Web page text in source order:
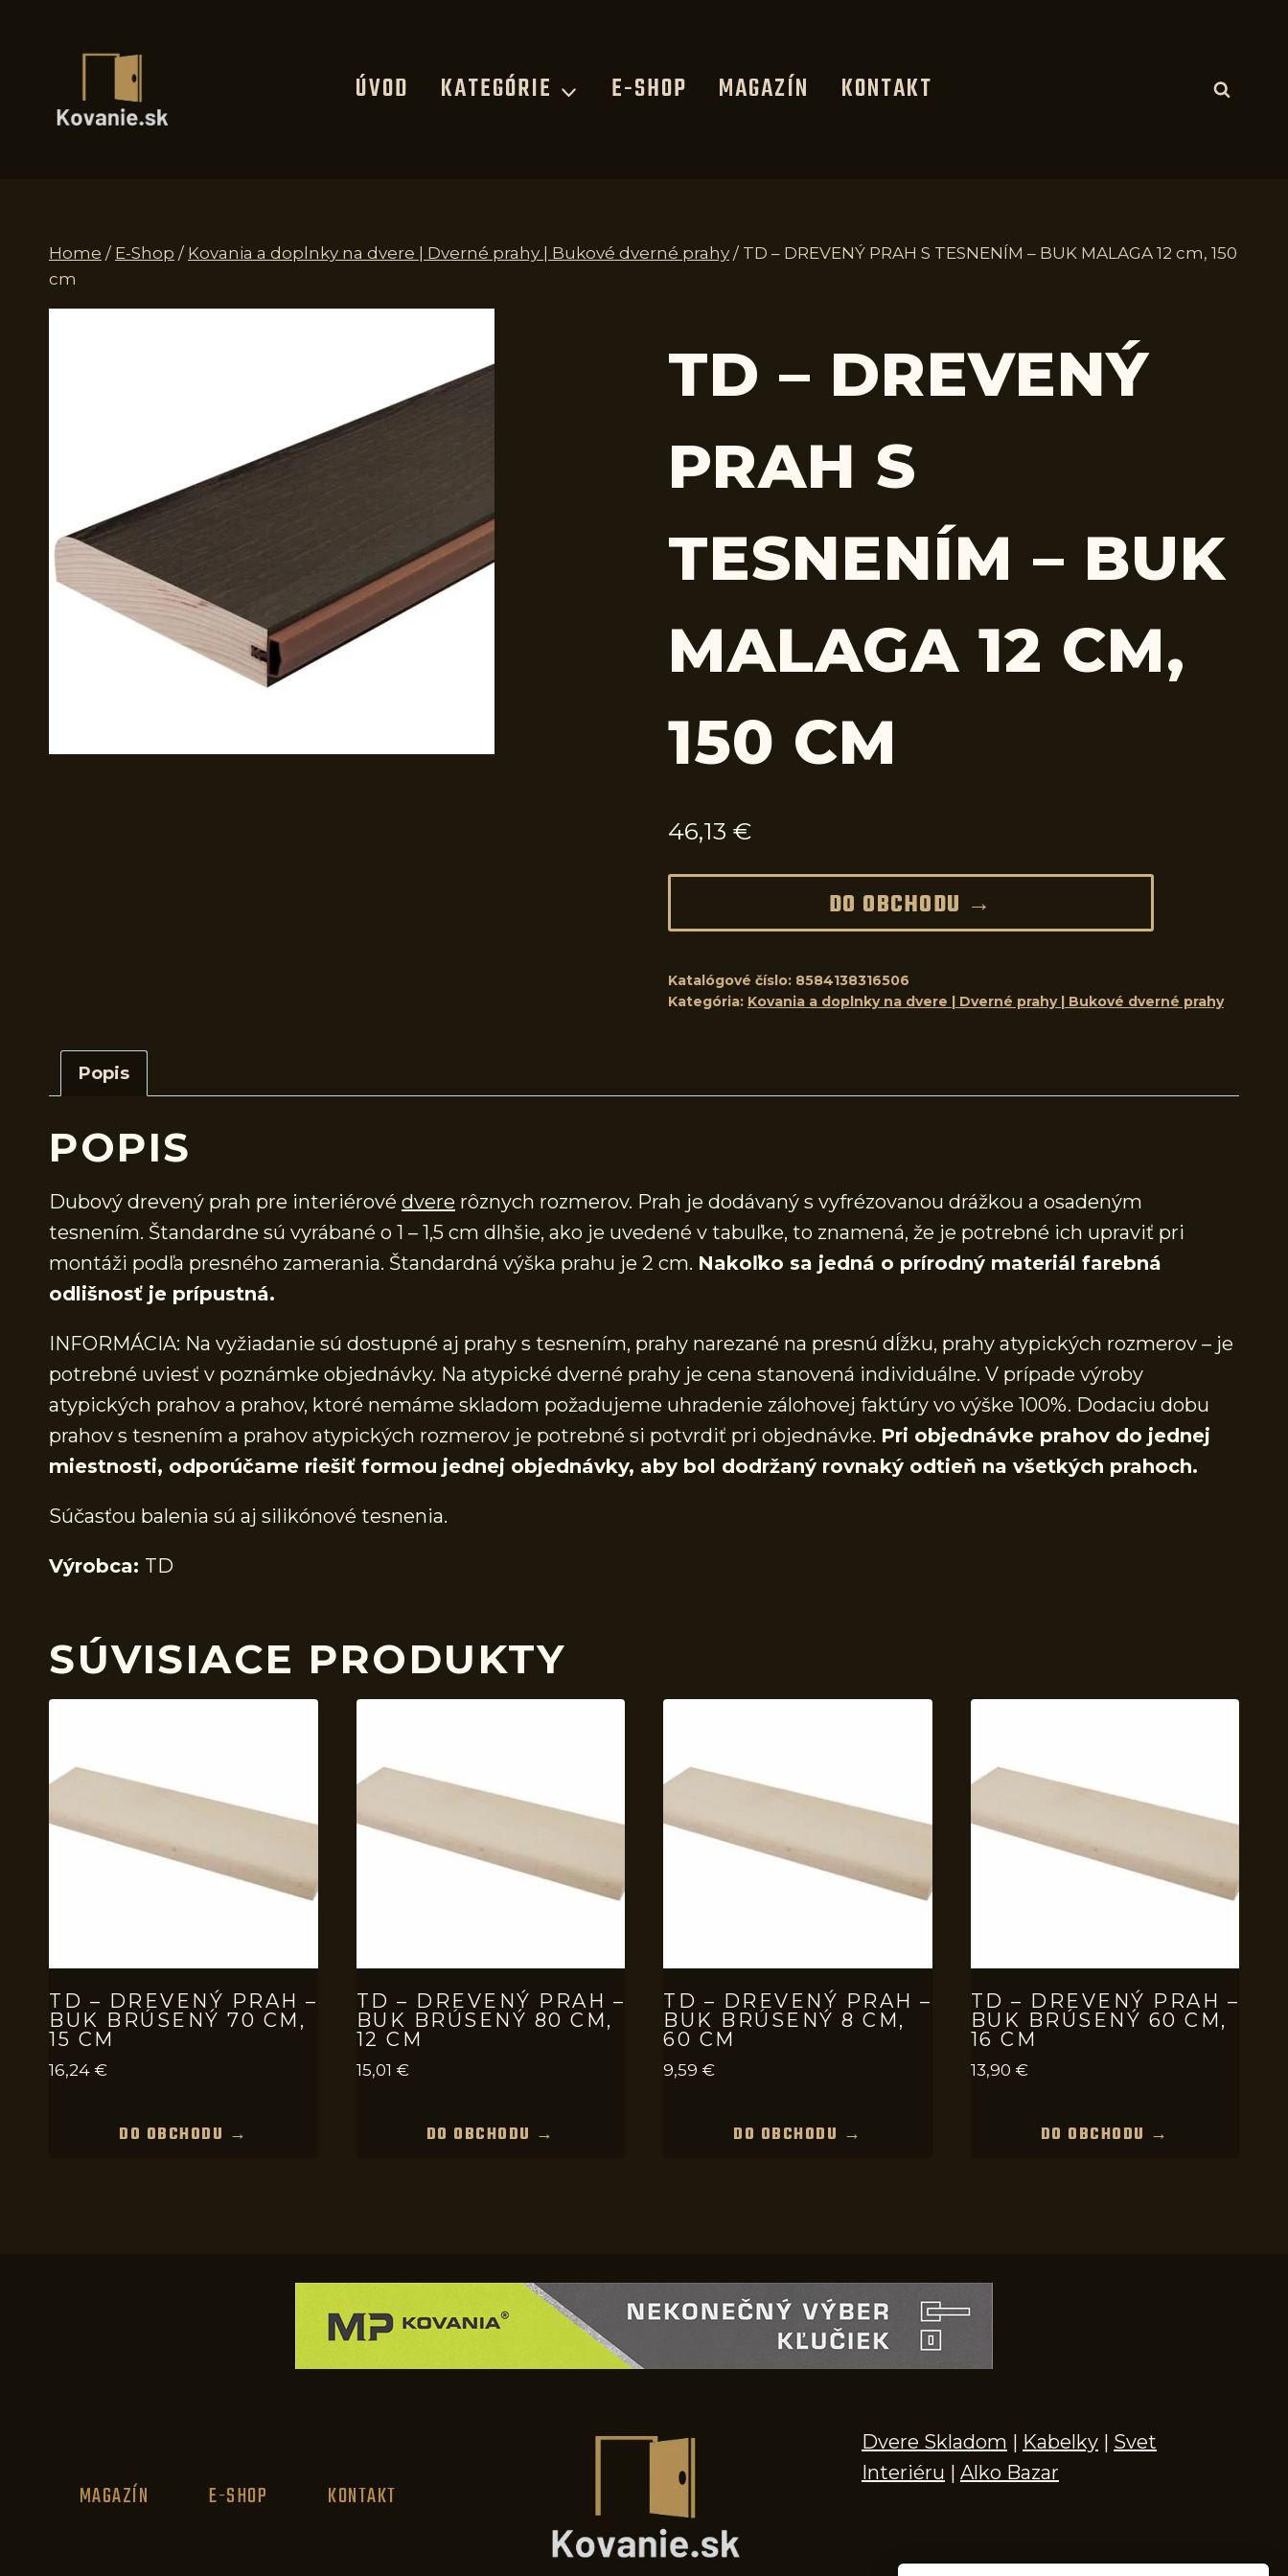
ÚVOD KATEGÓRIE E-SHOP MAGAZÍN KONTAKT
Home / E-Shop / Kovania a doplnky na dvere | Dverné prahy | Bukové dverné prahy / TD – DREVENÝ PRAH S TESNENÍM – BUK MALAGA 12 cm, 150
cm
TD – DREVENÝ
PRAH S
TESNENÍM – BUK
MALAGA 12 CM,
150 CM
46,13 €
DO OBCHODU →
Katalógové číslo: 8584138316506
Kategória: Kovania a doplnky na dvere | Dverné prahy | Bukové dverné prahy
Popis
POPIS
Dubový drevený prah pre interiérové dvere rôznych rozmerov. Prah je dodávaný s vyfrézovanou drážkou a osadeným
tesnením. Štandardne sú vyrábané o 1 – 1,5 cm dlhšie, ako je uvedené v tabuľke, to znamená, že je potrebné ich upraviť pri
montáži podľa presného zamerania. Štandardná výška prahu je 2 cm. Nakoľko sa jedná o prírodný materiál farebná
odlišnosť je prípustná.
INFORMÁCIA: Na vyžiadanie sú dostupné aj prahy s tesnením, prahy narezané na presnú dĺžku, prahy atypických rozmerov – je
potrebné uviesť v poznámke objednávky. Na atypické dverné prahy je cena stanovená individuálne. V prípade výroby
atypických prahov a prahov, ktoré nemáme skladom požadujeme uhradenie zálohovej faktúry vo výške 100%. Dodaciu dobu
prahov s tesnením a prahov atypických rozmerov je potrebné si potvrdiť pri objednávke. Pri objednávke prahov do jednej
miestnosti, odporúčame riešiť formou jednej objednávky, aby bol dodržaný rovnaký odtieň na všetkých prahoch.
Súčasťou balenia sú aj silikónové tesnenia.
Výrobca: TD
SÚVISIACE PRODUKTY
TD – DREVENÝ PRAH –
BUK BRÚSENÝ 70 CM,
15 CM
16,24 €
DO OBCHODU →
TD – DREVENÝ PRAH –
BUK BRÚSENÝ 80 CM,
12 CM
15,01 €
DO OBCHODU →
TD – DREVENÝ PRAH –
BUK BRÚSENÝ 8 CM,
60 CM
9,59 €
DO OBCHODU →
TD – DREVENÝ PRAH –
BUK BRÚSENÝ 60 CM,
16 CM
13,90 €
DO OBCHODU →
MAGAZÍN E-SHOP KONTAKT
Dvere Skladom | Kabelky | Svet
Interiéru | Alko Bazar